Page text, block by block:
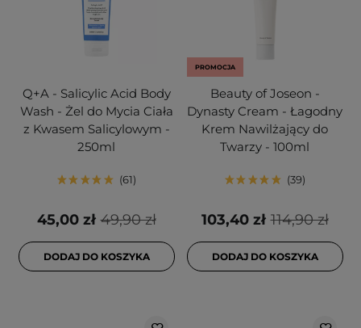
Q+A - Salicylic Acid Body
Wash - Żel do Mycia Ciała
z Kwasem Salicylowym -
250ml
61
49,90 zł
45,00 zł
DODAJ DO KOSZYKA
PROMOCJA
Beauty of Joseon -
Dynasty Cream - Łagodny
Krem Nawilżający do
Twarzy - 100ml
39
114,90 zł
103,40 zł
DODAJ DO KOSZYKA